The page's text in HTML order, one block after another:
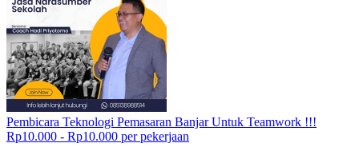
Pembicara Teknologi Pemasaran Banjar Untuk Teamwork !!!
Rp10.000 - Rp10.000 per pekerjaan